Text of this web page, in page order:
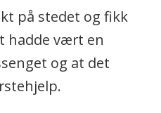
på stedet og fikk
hadde vært en
og at det